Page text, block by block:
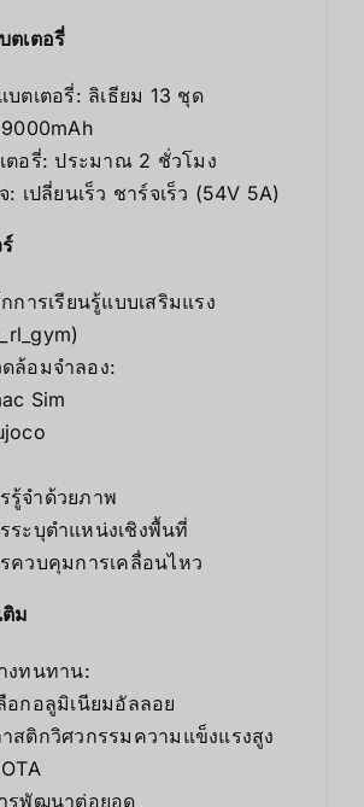
ตเตอรี่
บตเตอรี่: ลิเธียม 13 ชุด
ตอรี่: ประมาณ 2 ชั่วโมง
: เปลี่ยนเร็ว ชาร์จเร็ว (54V 5A)
กการเรียนรู้แบบเสริมแรง
ล้อมจำลอง:
Sim
รู้จำด้วยภาพ
ระบุตำแหน่งเชิงพื้นที่
ควบคุมการเคลื่อนไหว
ม
งทนทาน:
อกอลูมิเนียมอัลลอย
สติกวิศวกรรมความแข็งแรงสูง
รพัฒนาต่อยอด